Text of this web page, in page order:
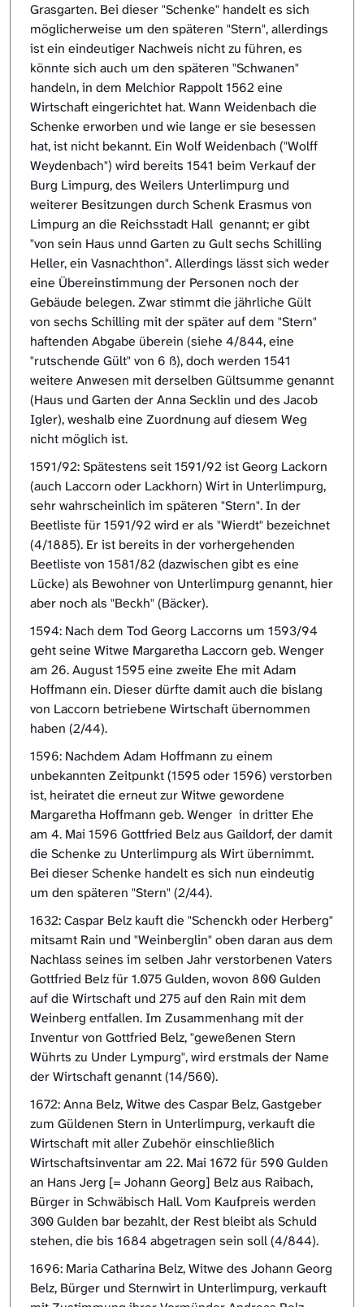
Grasgarten. Bei dieser "Schenke" handelt es sich
möglicherweise um den späteren "Stern", allerdings
ist ein eindeutiger Nachweis nicht zu führen, es
könnte sich auch um den späteren "Schwanen"
handeln, in dem Melchior Rappolt 1562 eine
Wirtschaft eingerichtet hat. Wann Weidenbach die
Schenke erworben und wie lange er sie besessen
hat, ist nicht bekannt. Ein Wolf Weidenbach ("Wolff
Weydenbach") wird bereits 1541 beim Verkauf der
Burg Limpurg, des Weilers Unterlimpurg und
weiterer Besitzungen durch Schenk Erasmus von
Limpurg an die Reichsstadt Hall genannt; er gibt
"von sein Haus unnd Garten zu Gult sechs Schilling
Heller, ein Vasnachthon". Allerdings lässt sich weder
eine Übereinstimmung der Personen noch der
Gebäude belegen. Zwar stimmt die jährliche Gült
von sechs Schilling mit der später auf dem "Stern"
haftenden Abgabe überein (siehe 4/844, eine
"rutschende Gült" von 6 ß), doch werden 1541
weitere Anwesen mit derselben Gültsumme genannt
(Haus und Garten der Anna Secklin und des Jacob
Igler), weshalb eine Zuordnung auf diesem Weg
nicht möglich ist.
1591/92: Spätestens seit 1591/92 ist Georg Lackorn
(auch Laccorn oder Lackhorn) Wirt in Unterlimpurg,
sehr wahrscheinlich im späteren "Stern". In der
Beetliste für 1591/92 wird er als "Wierdt" bezeichnet
(4/1885). Er ist bereits in der vorhergehenden
Beetliste von 1581/82 (dazwischen gibt es eine
Lücke) als Bewohner von Unterlimpurg genannt, hier
aber noch als "Beckh" (Bäcker).
1594: Nach dem Tod Georg Laccorns um 1593/94
geht seine Witwe Margaretha Laccorn geb. Wenger
am 26. August 1595 eine zweite Ehe mit Adam
Hoffmann ein. Dieser dürfte damit auch die bislang
von Laccorn betriebene Wirtschaft übernommen
haben (2/44).
1596: Nachdem Adam Hoffmann zu einem
unbekannten Zeitpunkt (1595 oder 1596) verstorben
ist, heiratet die erneut zur Witwe gewordene
Margaretha Hoffmann geb. Wenger in dritter Ehe
am 4. Mai 1596 Gottfried Belz aus Gaildorf, der damit
die Schenke zu Unterlimpurg als Wirt übernimmt.
Bei dieser Schenke handelt es sich nun eindeutig
um den späteren "Stern" (2/44).
1632: Caspar Belz kauft die "Schenckh oder Herberg"
mitsamt Rain und "Weinberglin" oben daran aus dem
Nachlass seines im selben Jahr verstorbenen Vaters
Gottfried Belz für 1.075 Gulden, wovon 800 Gulden
auf die Wirtschaft und 275 auf den Rain mit dem
Weinberg entfallen. Im Zusammenhang mit der
Inventur von Gottfried Belz, "geweßenen Stern
Wührts zu Under Lympurg", wird erstmals der Name
der Wirtschaft genannt (14/560).
1672: Anna Belz, Witwe des Caspar Belz, Gastgeber
zum Güldenen Stern in Unterlimpurg, verkauft die
Wirtschaft mit aller Zubehör einschließlich
Wirtschaftsinventar am 22. Mai 1672 für 590 Gulden
an Hans Jerg [= Johann Georg] Belz aus Raibach,
Bürger in Schwäbisch Hall. Vom Kaufpreis werden
300 Gulden bar bezahlt, der Rest bleibt als Schuld
stehen, die bis 1684 abgetragen sein soll (4/844).
1696: Maria Catharina Belz, Witwe des Johann Georg
Belz, Bürger und Sternwirt in Unterlimpurg, verkauft